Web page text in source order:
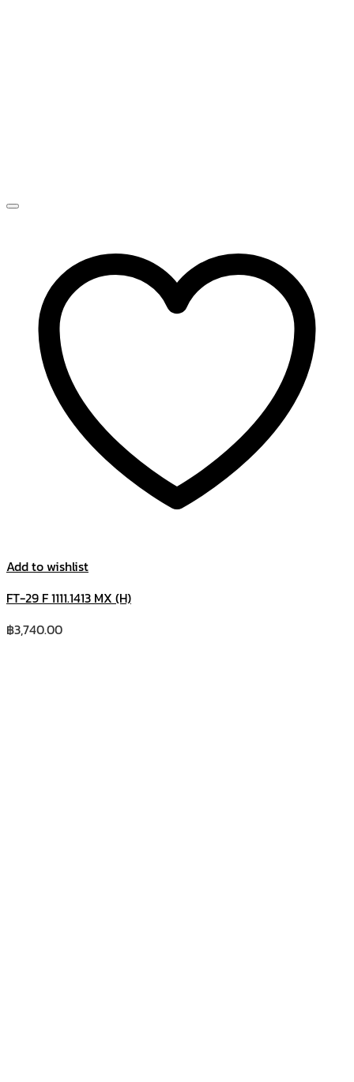
Add to wishlist
FT-29 F 1111.1413 MX (H)
฿3,740.00